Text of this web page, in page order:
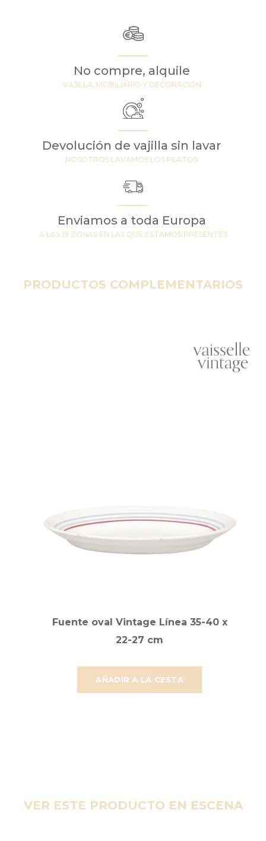
No compre, alquile
VAJILLA, MOBILIARIO Y DECORACIÓN
Devolución de vajilla sin lavar
NOSOTROS LAVAMOS LOS PLATOS
Enviamos a toda Europa
A LAS 19 ZONAS EN LAS QUE ESTAMOS PRESENTES
PRODUCTOS COMPLEMENTARIOS
AÑADIR A LA CESTA
Fuente oval Vintage Línea 35-40 x
22-27 cm
VER ESTE PRODUCTO EN ESCENA